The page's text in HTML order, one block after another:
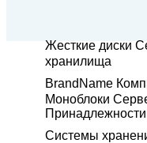
Жесткие диски
хранилища
BrandName
Моноблоки
Системы